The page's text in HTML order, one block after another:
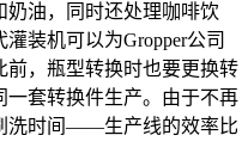
油，同时还处理咖啡饮
装机可以为Gropper公司
前，瓶型转换时也要更换转
套转换件生产。由于不再
洗时间——生产线的效率比